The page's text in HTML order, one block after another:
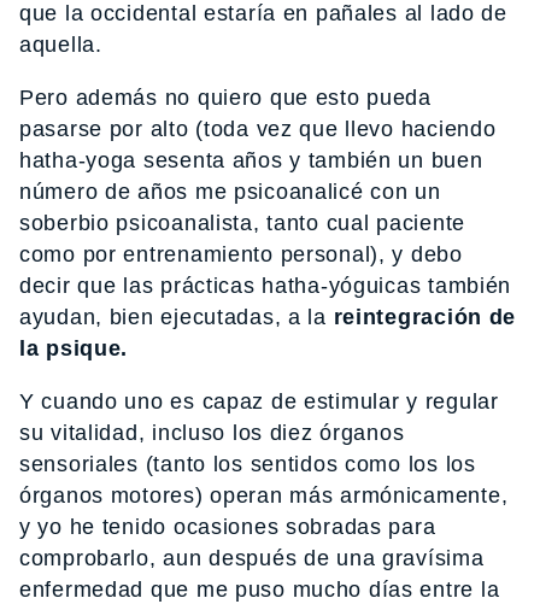
que la occidental estaría en pañales al lado de
aquella.
Pero además no quiero que esto pueda
pasarse por alto (toda vez que llevo haciendo
hatha-yoga sesenta años y también un buen
número de años me psicoanalicé con un
soberbio psicoanalista, tanto cual paciente
como por entrenamiento personal), y debo
decir que las prácticas hatha-yóguicas también
ayudan, bien ejecutadas, a la reintegración de
la psique.
Y cuando uno es capaz de estimular y regular
su vitalidad, incluso los diez órganos
sensoriales (tanto los sentidos como los los
órganos motores) operan más armónicamente,
y yo he tenido ocasiones sobradas para
comprobarlo, aun después de una gravísima
enfermedad que me puso mucho días entre la